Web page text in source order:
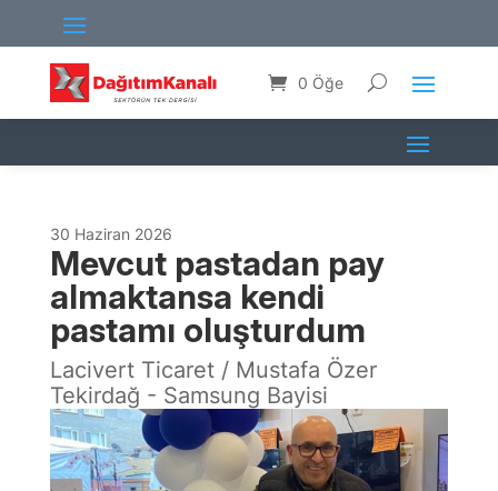
0 Öğe
30 Haziran 2026
Mevcut pastadan pay
almaktansa kendi
pastamı oluşturdum
Lacivert Ticaret / Mustafa Özer
Tekirdağ - Samsung Bayisi